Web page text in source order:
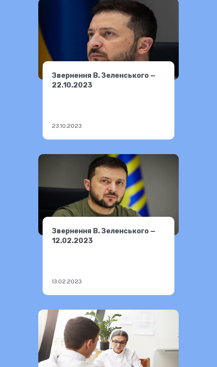
Звернення В. Зеленського —
22.10.2023
23.10.2023
Звернення В. Зеленського —
12.02.2023
13.02.2023